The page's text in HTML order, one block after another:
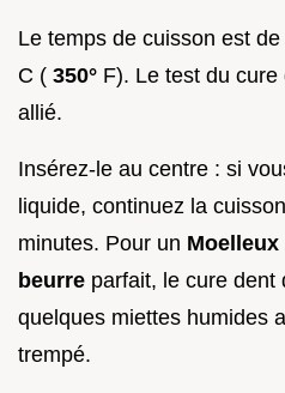
Le temps de cuisson est
C ( 350° F). Le test du
allié.
Insérez-le au centre : si
liquide, continuez la
minutes. Pour un
beurre parfait, le cure dent
quelques miettes humides
trempé.